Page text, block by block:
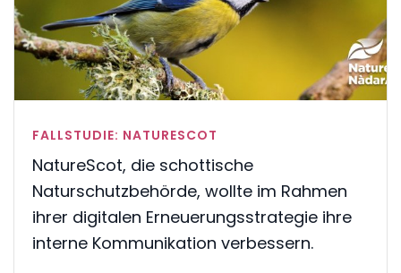
FALLSTUDIE: NATURESCOT
NatureScot, die schottische
Naturschutzbehörde, wollte im Rahmen
ihrer digitalen Erneuerungsstrategie ihre
interne Kommunikation verbessern.